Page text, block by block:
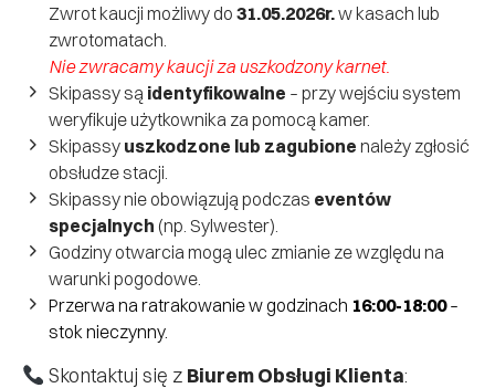
Zwrot kaucji możliwy do 31.05.2026r.w kasach lub
zwrotomatach.
Nie zwracamy kaucji za uszkodzony karnet.
Skipassy są identyfikowalne – przy wejściu system
weryfikuje użytkownika za pomocą kamer.
Skipassy uszkodzone lub zagubione należy zgłosić
obsłudze stacji.
Skipassy nie obowiązują podczas eventów
specjalnych (np. Sylwester).
Godziny otwarcia mogą ulec zmianie ze względu na
warunki pogodowe.
Przerwa na ratrakowanie w godzinach 16:00-18:00–
stok nieczynny.
Skontaktuj się z Biurem Obsługi Klienta: